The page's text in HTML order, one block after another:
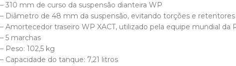
– 310 mm de curso da suspensão dianteira WP
– Diâmetro de 48 mm da suspensão, evitando torções e
– Amortecedor traseiro WP XACT, utilizado pela equipe mundial da
– 5 marchas
– Peso: 102,5 kg
– Capacidade do tanque: 7,21 litros